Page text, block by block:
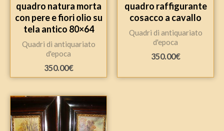
quadro natura morta
con pere e fiori olio su
tela antico 80×64
Quadri di antiquariato
d'epoca
350.00€
quadro raffigurante
cosacco a cavallo
Quadri di antiquariato
d'epoca
350.00€